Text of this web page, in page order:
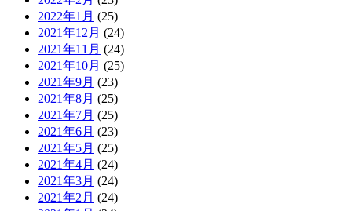
2022年1月 (25)
2021年12月 (24)
2021年11月 (24)
2021年10月 (25)
2021年9月 (23)
2021年8月 (25)
2021年7月 (25)
2021年6月 (23)
2021年5月 (25)
2021年4月 (24)
2021年3月 (24)
2021年2月 (24)